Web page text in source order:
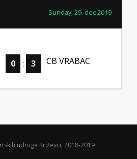
Sunday, 29. dec 2019
0 : 3 CB VRABAC
udruga Križevci, 2018-2019